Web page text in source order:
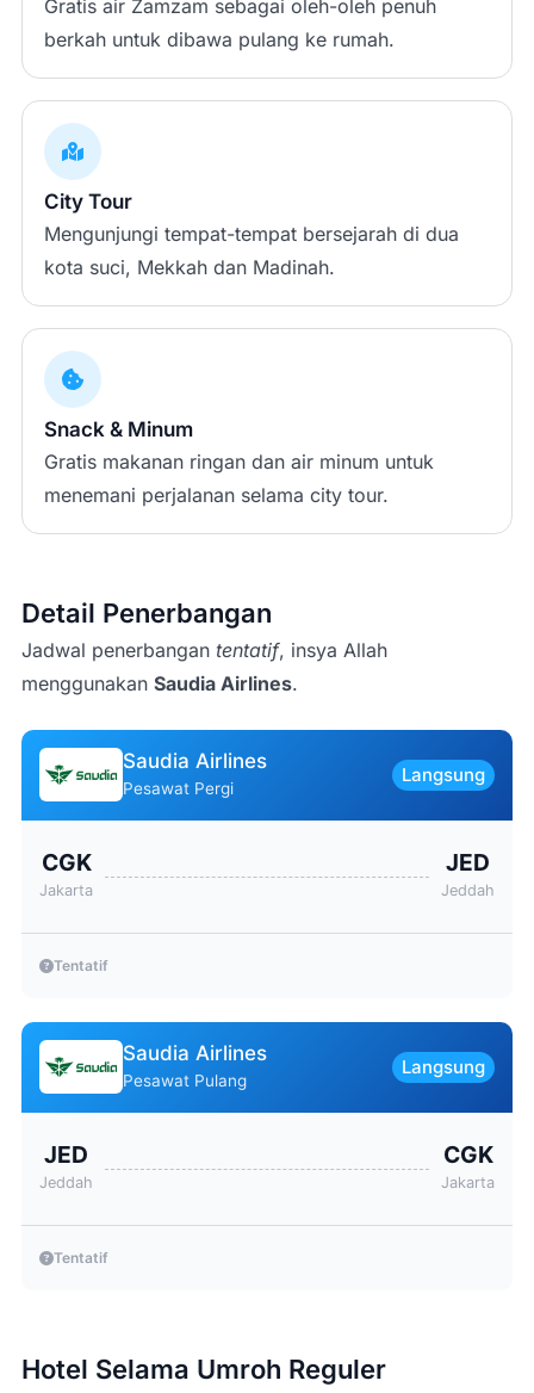
Gratis air Zamzam sebagai oleh-oleh penuh
berkah untuk dibawa pulang ke rumah.
City Tour
Mengunjungi tempat-tempat bersejarah di dua
kota suci, Mekkah dan Madinah.
Snack & Minum
Gratis makanan ringan dan air minum untuk
menemani perjalanan selama city tour.
Detail Penerbangan
Jadwal penerbangan tentatif, insya Allah
menggunakan Saudia Airlines.
Saudia Airlines
Pesawat Pergi
Langsung
CGK
Jakarta
JED
Jeddah
Tentatif
Saudia Airlines
Pesawat Pulang
Langsung
JED
Jeddah
CGK
Jakarta
Tentatif
Hotel Selama Umroh Reguler